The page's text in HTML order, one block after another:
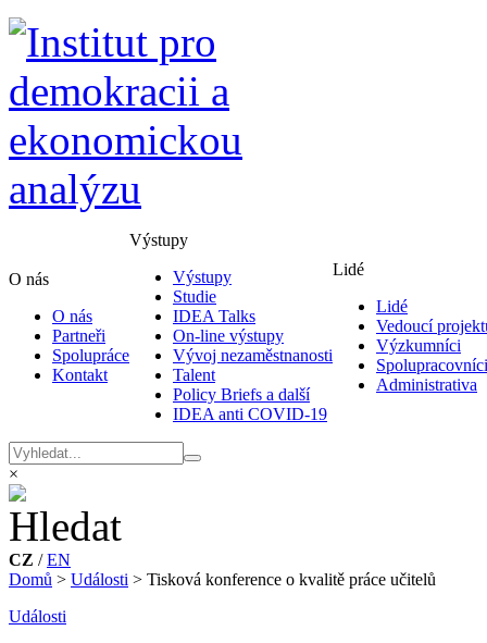
O nás
O nás
Partneři
Spolupráce
Kontakt
Výstupy
Výstupy
Studie
IDEA Talks
On-line výstupy
Vývoj nezaměstnanosti
Talent
Policy Briefs a další
IDEA anti COVID-19
Lidé
Lidé
Vedoucí
Výzkumníci
Spolupracovníci
Administrativa
×
CZ /EN
Domů > Události > Tisková konference o kvalitě práce učitelů
Události